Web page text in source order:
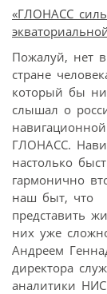
«ГЛОНАСС
Пожалуй, нет
стране
который бы
слышал о
ГЛОНАСС.
настолько
гармонично
наш быт, что
представить
них уже
Андреем
директора
аналитики